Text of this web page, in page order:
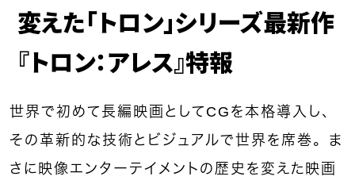
変えた「トロン」シリーズ最新作
『トロン：アレス』特報
世界で初めて長編映画としてCGを本格導入し、
その革新的な技術とビジュアルで世界を席巻。ま
さに映像エンターテイメントの歴史を変えた映画